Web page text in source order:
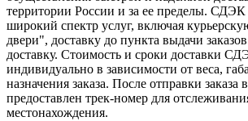
территории России и за ее пределы. СДЭК
широкий спектр услуг, включая
двери", доставку до пункта выдачи
доставку. Стоимость и сроки доставки
индивидуально в зависимости от веса,
назначения заказа. После отправки заказа
предоставлен трек-номер для
местонахождения.